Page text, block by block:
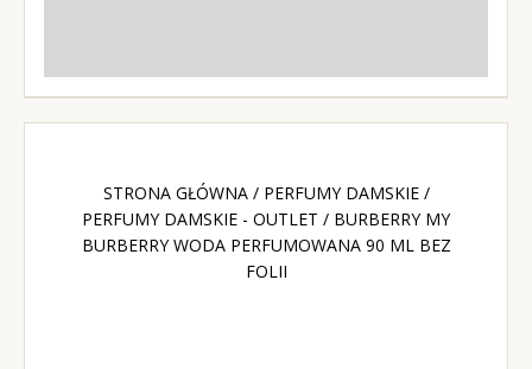
STRONA GŁÓWNA/ PERFUMY DAMSKIE/
PERFUMY DAMSKIE - OUTLET / BURBERRY MY
BURBERRY WODA PERFUMOWANA 90 ML BEZ
FOLII